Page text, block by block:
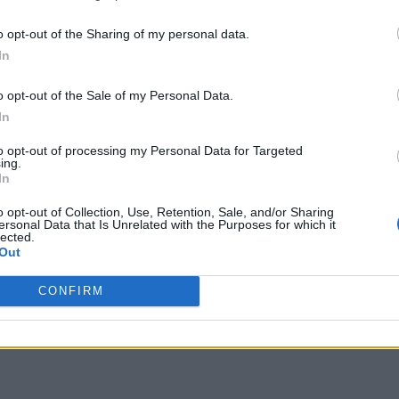
por no participar en la divulgación adicional de su información
en la Lista de participantes intermedios de la IAB.
opt-out of the Sharing of my personal data.
opt-out of the Sale of my Personal Data.
opt-out of processing my Personal Data for Targeted
opt-out of Collection, Use, Retention, Sale, and/or Sharing
Data that Is Unrelated with the Purposes for which it
CONFIRM
moriré. Osea, miradle. Es un Dio, que puede
gracias a su standScary Monster. Además si os
ligeramente distinto al DIO que ya conocemos.